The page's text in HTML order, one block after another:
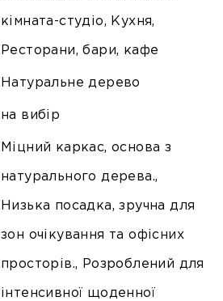
кімната-студіо, Кухня,
Ресторани, бари, кафе
Натуральне дерево
на вибір
Міцний каркас, основа з
натурального дерева.,
Низька посадка, зручна для
зон очікування та офісних
просторів., Розроблений для
інтенсивної щоденної